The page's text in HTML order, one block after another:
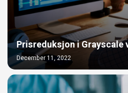
Prisreduksjon i Grayscale
December 11, 2022